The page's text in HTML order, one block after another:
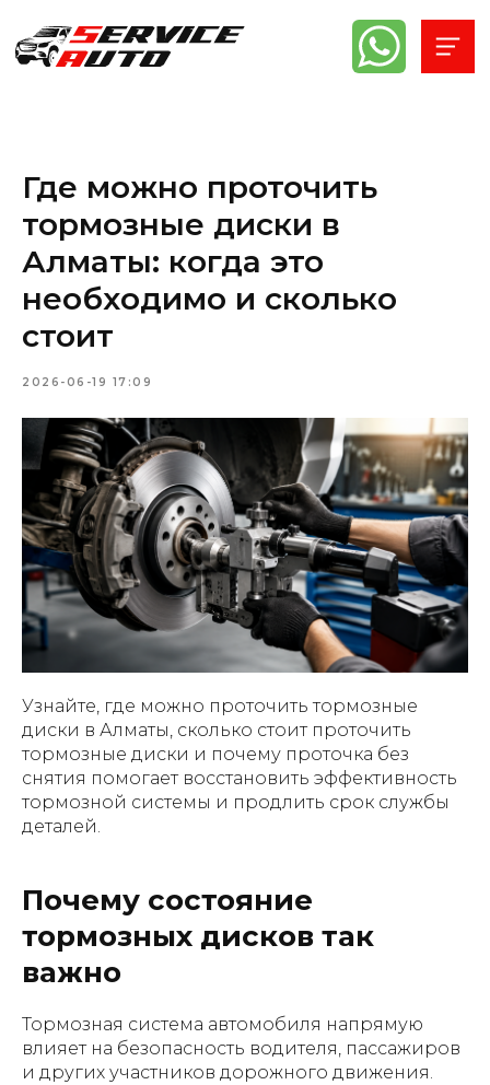
Где можно проточить
тормозные диски в
Алматы: когда это
необходимо и сколько
стоит
2026-06-19 17:09
Узнайте, где можно проточить тормозные
диски в Алматы, сколько стоит проточить
тормозные диски и почему проточка без
снятия помогает восстановить эффективность
тормозной системы и продлить срок службы
деталей.
Почему состояние
тормозных дисков так
важно
Тормозная система автомобиля напрямую
влияет на безопасность водителя, пассажиров
и других участников дорожного движения.